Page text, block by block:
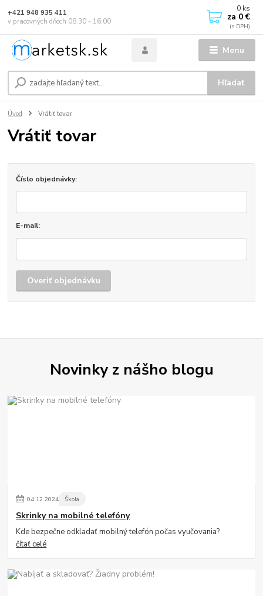
Menu
Hľadať
+421 948 935 411
v pracovných dňoch 08.30 - 16.00
0 ks
za 0 €
Úvod Vrátiť tovar
Vrátiť tovar
Číslo objednávky:
E-mail:
Overiť objednávku
Novinky z nášho blogu
04.12.2024 Škola
Skrinky na mobilné telefóny
Kde bezpečne odkladať mobilný telefón počas vyučovania?
čítať celé